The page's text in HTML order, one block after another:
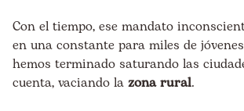
Con el tiempo, ese mandato
en una constante para miles de
hemos terminado saturando las
cuenta, vaciando la zona rural.